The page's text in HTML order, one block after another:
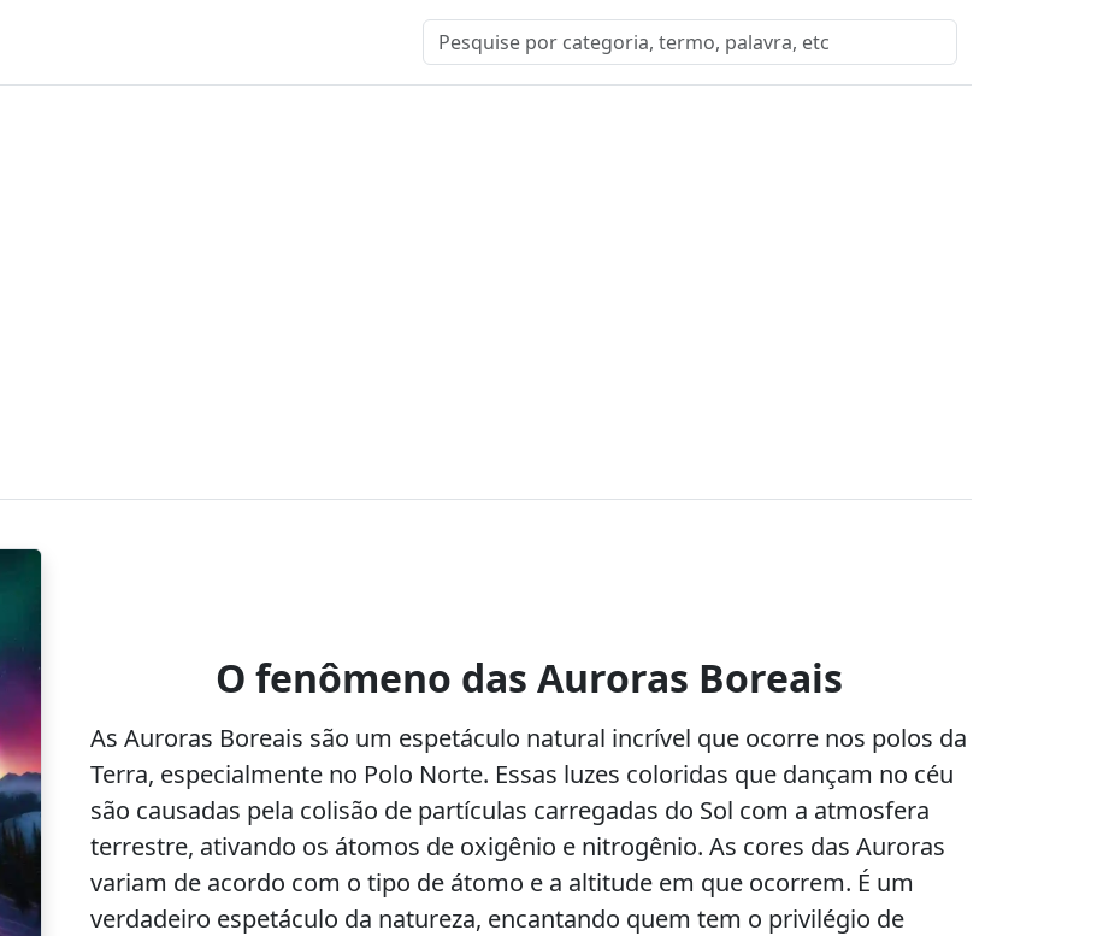
O fenômeno das Auroras Boreais
As Auroras Boreais são um espetáculo natural incrível que ocorre nos polos da
Terra, especialmente no Polo Norte. Essas luzes coloridas que dançam no céu
são causadas pela colisão de partículas carregadas do Sol com a atmosfera
terrestre, ativando os átomos de oxigênio e nitrogênio. As cores das Auroras
variam de acordo com o tipo de átomo e a altitude em que ocorrem. É um
verdadeiro espetáculo da natureza, encantando quem tem o privilégio de